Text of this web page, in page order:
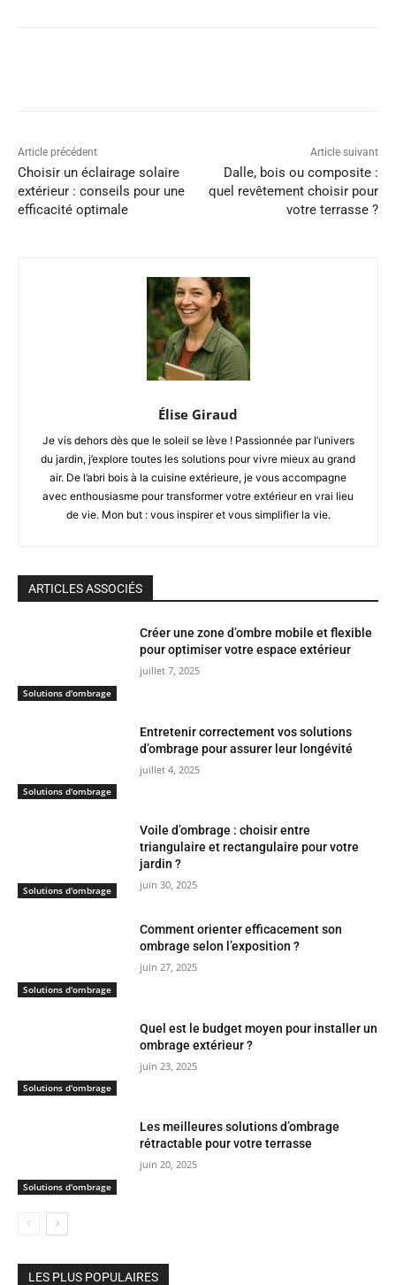
Article précédent
Choisir un éclairage solaire
extérieur : conseils pour une
efficacité optimale
Article suivant
Dalle, bois ou composite :
quel revêtement choisir pour
votre terrasse ?
Élise Giraud
Je vis dehors dès que le soleil se lève ! Passionnée par l’univers
du jardin, j’explore toutes les solutions pour vivre mieux au grand
air. De l’abri bois à la cuisine extérieure, je vous accompagne
avec enthousiasme pour transformer votre extérieur en vrai lieu
de vie. Mon but : vous inspirer et vous simplifier la vie.
ARTICLES ASSOCIÉS
Solutions d'ombrage
Créer une zone d’ombre mobile et flexible
pour optimiser votre espace extérieur
juillet 7, 2025
Solutions d'ombrage
Entretenir correctement vos solutions
d’ombrage pour assurer leur longévité
juillet 4, 2025
Solutions d'ombrage
Voile d’ombrage : choisir entre
triangulaire et rectangulaire pour votre
jardin ?
juin 30, 2025
Solutions d'ombrage
Comment orienter efficacement son
ombrage selon l’exposition ?
juin 27, 2025
Solutions d'ombrage
Quel est le budget moyen pour installer un
ombrage extérieur ?
juin 23, 2025
Solutions d'ombrage
Les meilleures solutions d’ombrage
rétractable pour votre terrasse
juin 20, 2025
LES PLUS POPULAIRES